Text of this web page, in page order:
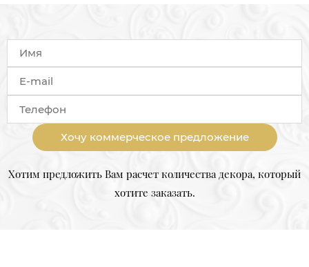
Хочу коммерческое предложение
Хотим предложить Вам расчет количества декора, который
хотите заказать.